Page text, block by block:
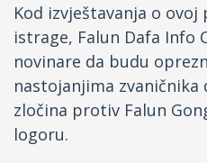
Kod izvještavanja o ovoj
istrage, Falun Dafa Info
novinare da budu
nastojanjima
zločina protiv Falun
logoru.